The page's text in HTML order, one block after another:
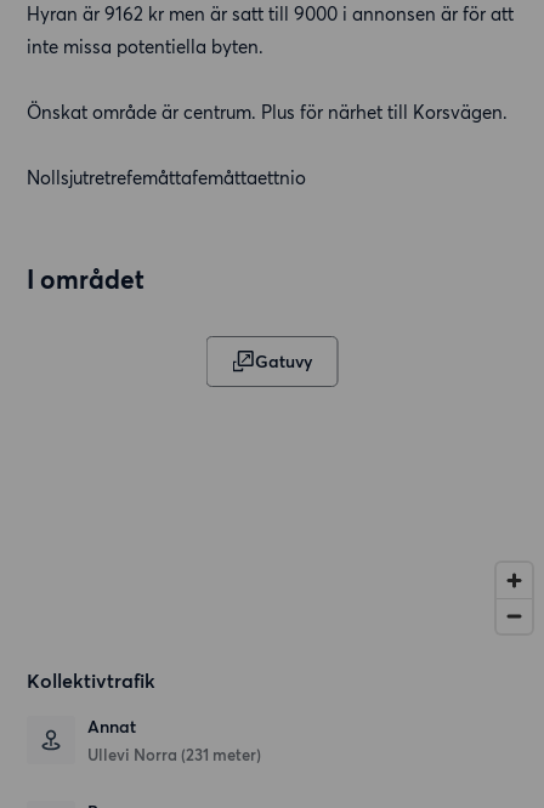
Hyran är 9162 kr men är satt till 9000 i annonsen är för att
inte missa potentiella byten.
Önskat område är centrum. Plus för närhet till Korsvägen.
Nollsjutretrefemåttafemåttaettnio
I området
Gatuvy
Kollektivtrafik
Annat
Ullevi Norra (231 meter)